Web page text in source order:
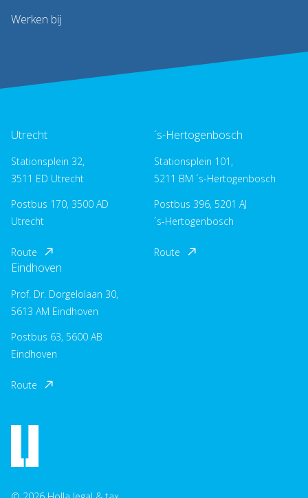
Werken bij
Utrecht
Stationsplein 32,
3511 ED Utrecht
Postbus 170, 3500 AD
Utrecht
Route
´s-Hertogenbosch
Stationsplein 101,
5211 BM ´s-Hertogenbosch
Postbus 396, 5201 AJ
´s-Hertogenbosch
Route
Eindhoven
Prof. Dr. Dorgelolaan 30,
5613 AM Eindhoven
Postbus 63, 5600 AB
Eindhoven
Route